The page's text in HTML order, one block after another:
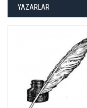
YAZARLAR